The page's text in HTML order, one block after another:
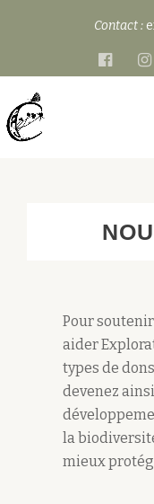
contenu
Contact :
fa-
fa-
Pour
aider
types de
devenez
la
mieux